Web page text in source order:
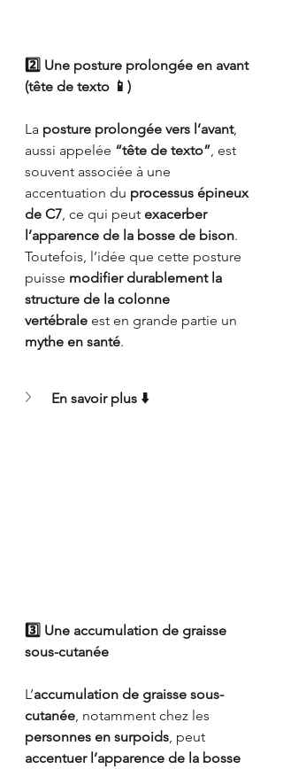
2️⃣ Une posture prolongée en avant
(tête de texto 📱)
La posture prolongée vers l’avant,
aussi appelée “tête de texto”, est
souvent associée à une
accentuation du processus épineux
de C7, ce qui peut exacerber
l’apparence de la bosse de bison.
Toutefois, l’idée que cette posture
puisse modifier durablement la
structure de la colonne
vertébrale est en grande partie un
mythe en santé.
En savoir plus ⬇️
3️⃣ Une accumulation de graisse
sous-cutanée
L’accumulation de graisse sous-
cutanée, notamment chez les
personnes en surpoids, peut
accentuer l’apparence de la bosse